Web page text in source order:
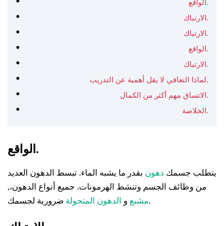
الواقع.
الارتباك.
الارتباك.
الواقع.
الارتباك.
لماذا التعافي لا يقل أهمية عن التدريب.
الاتساق مهم أكثر من الكمال.
الخلاصة.
الواقع.
يتطلب جسمك دهون بقدر ما يشبه الماء. تبسط الدهون العديد
من وظائف الجسم وتنشط الهرمونات. جميع أنواع الدهون،,
مشبع و الدهون المتحولة ضرورية لجسمك.